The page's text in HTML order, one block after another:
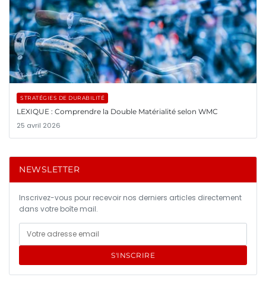
STRATÉGIES DE DURABILITÉ
LEXIQUE : Comprendre la Double Matérialité selon WMC
25 avril 2026
NEWSLETTER
Inscrivez-vous pour recevoir nos derniers articles directement
dans votre boîte mail.
S'INSCRIRE